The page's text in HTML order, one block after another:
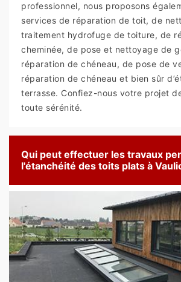
professionnel, nous proposons
services de réparation de toit, de
traitement hydrofuge de toiture, de
cheminée, de pose et nettoyage de
réparation de chéneau, de pose de
réparation de chéneau et bien sûr
terrasse. Confiez-nous votre projet
toute sérénité.
Qui peut effectuer les travaux
l'étanchéité des toits plats à